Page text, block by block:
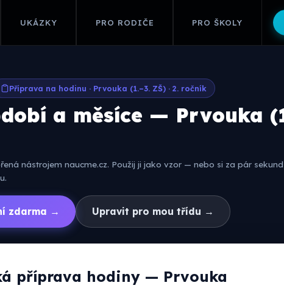
UKÁZKY PRO RODIČE PRO ŠKOLY
Příprava na hodinu · Prvouka (1.–3. ZŠ) · 2. ročník
a měsíce — Prvouka
nástrojem naucme.cz. Použij ji jako vzor — nebo si za pár
zdarma → Upravit pro mou třídu →
příprava hodiny — Prvouka